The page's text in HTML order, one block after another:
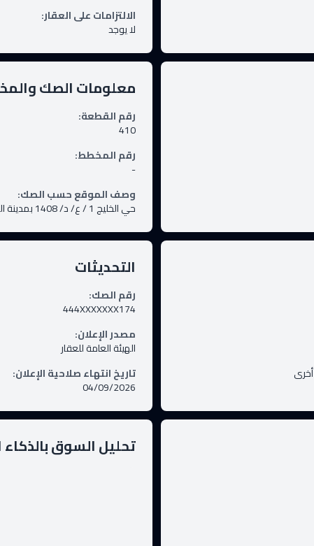
الالتزامات على العقار:
لا يوجد
معلومات الصك
رقم القطعة:
410
رقم المخطط:
-
وصف الموقع حسب الصك:
حي الخليج 1 / ع/ د/ 1408 بمدينة العويقيلة .
أخرى
التحديثات
رقم الصك:
444XXXXXXX174
مصدر الإعلان:
الهيئة العامة للعقار
تاريخ انتهاء صلاحية الإعلان:
04/09/2026
تحليل السوق